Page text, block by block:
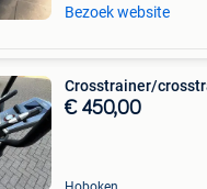
Bezoek website
Crosstrainer/
€ 450,00